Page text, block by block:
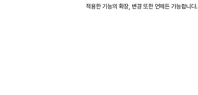
적용한 기능의 확장, 변경 또한 언제든 가능합니다.